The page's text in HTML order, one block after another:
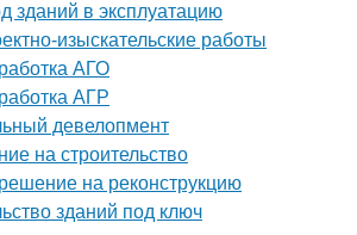
зданий в эксплуатацию
изыскательские работы
АГО
АГР
девелопмент
на строительство
на реконструкцию
зданий под ключ